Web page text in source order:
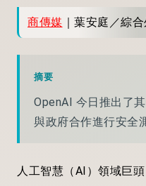
商傳媒 ｜葉安庭／綜
摘要
OpenAI 今日推出了
與政府合作進行安全
人工智慧（AI）領域巨